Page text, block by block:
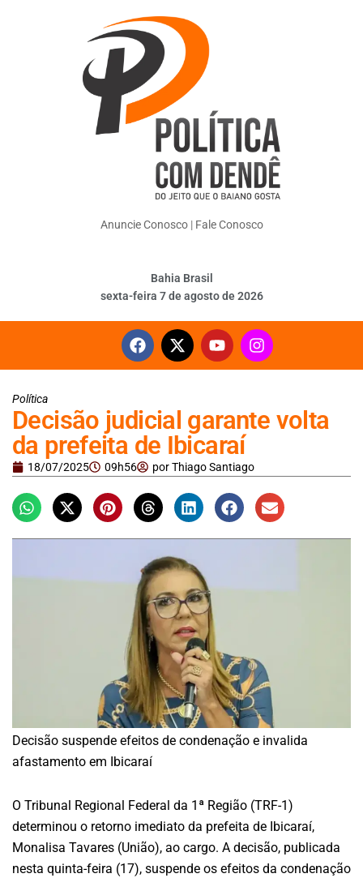
Anuncie Conosco| Fale Conosco
Bahia Brasil
sexta-feira 7 de agosto de 2026
Política
Decisão judicial garante volta
da prefeita de Ibicaraí
18/07/2025 09h56 porThiago Santiago
Decisão suspende efeitos de condenação e invalida
afastamento em Ibicaraí
O Tribunal Regional Federal da 1ª Região (TRF-1)
determinou o retorno imediato da prefeita de Ibicaraí,
Monalisa Tavares (União), ao cargo. A decisão, publicada
nesta quinta-feira (17), suspende os efeitos da condenação